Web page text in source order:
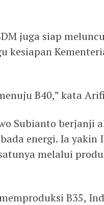
juga siap
kesiapan
B40,” kata
Subianto berjanji
energi. Ia yakin
melalui
B35,